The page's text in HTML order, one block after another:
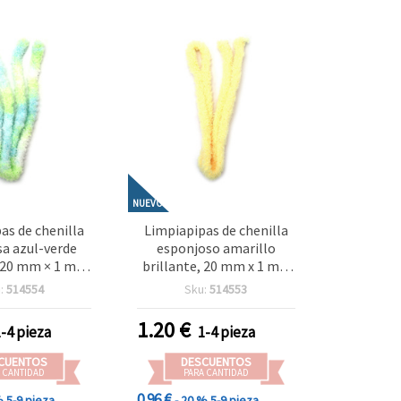
de chenilla
azul-verde
mm × 1 m –
514554
4 pieza
CANTIDAD
NUEVO
Limpiapipas de chenilla
esponjoso amarillo
brillante, 20 mm x 1 m –
Ideal para manualidades,
creativos DIY
Sku:514553
1.20€ 1-4 pieza
DESCUENTOS
PARA CANTIDAD